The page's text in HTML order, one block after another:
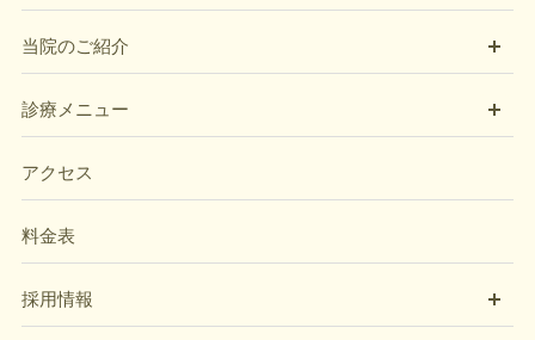
当院のご紹介
診療メニュー
アクセス
料金表
採用情報